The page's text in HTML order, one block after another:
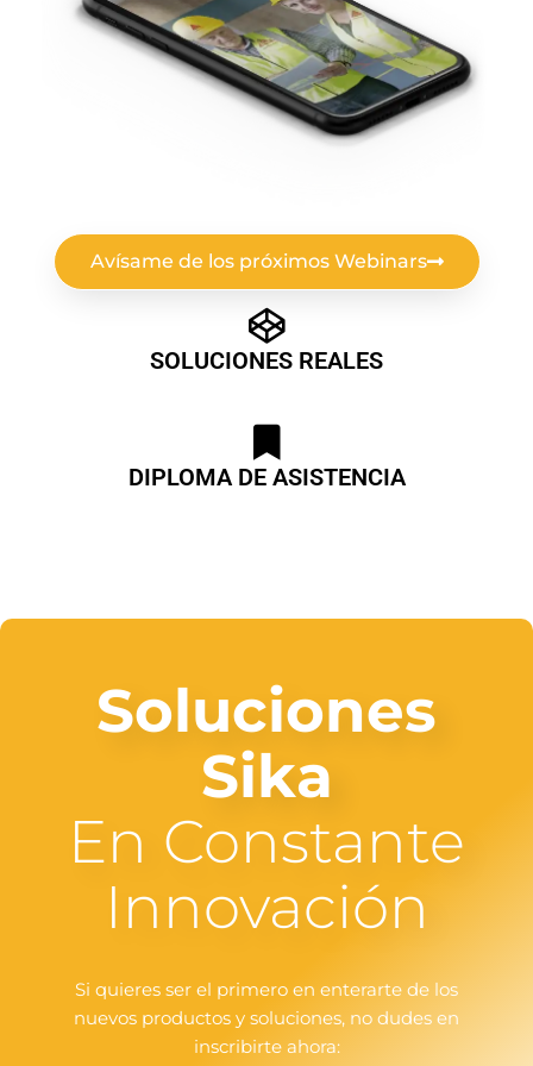
Avísame de los próximos Webinars
SOLUCIONES REALES
DIPLOMA DE ASISTENCIA
Soluciones
Sika
En Constante
Innovación
Si quieres ser el primero en enterarte de los
nuevos productos y soluciones, no dudes en
inscribirte ahora: